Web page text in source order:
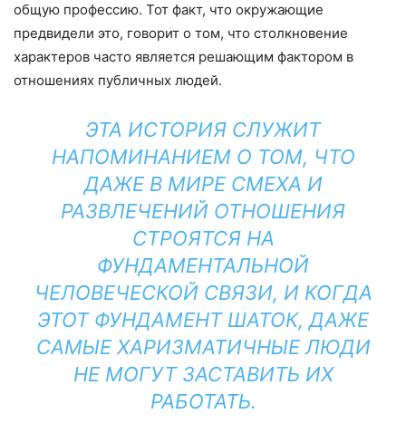
общую профессию. Тот факт, что окружающие
предвидели это, говорит о том, что столкновение
характеров часто является решающим фактором в
отношениях публичных людей.
ЭТА ИСТОРИЯ СЛУЖИТ
НАПОМИНАНИЕМ О ТОМ, ЧТО
ДАЖЕ В МИРЕ СМЕХА И
РАЗВЛЕЧЕНИЙ ОТНОШЕНИЯ
СТРОЯТСЯ НА
ФУНДАМЕНТАЛЬНОЙ
ЧЕЛОВЕЧЕСКОЙ СВЯЗИ, И КОГДА
ЭТОТ ФУНДАМЕНТ ШАТОК, ДАЖЕ
САМЫЕ ХАРИЗМАТИЧНЫЕ ЛЮДИ
НЕ МОГУТ ЗАСТАВИТЬ ИХ
РАБОТАТЬ.